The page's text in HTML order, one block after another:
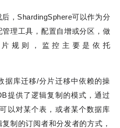
，ShardingSphere可以作为分
理工具，配置自增或分区，做
规则，监控主要是依托
据库迁移/分片迁移中依赖的操
提供了逻辑复制的模式，通过
以对某个表，或者某个数据库
制的订阅者和分发者的方式，